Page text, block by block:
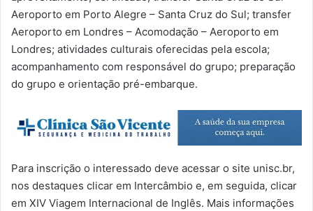
Aeroporto em Porto Alegre – Santa Cruz do Sul; transfer
Aeroporto em Londres – Acomodação – Aeroporto em
Londres; atividades culturais oferecidas pela escola;
acompanhamento com responsável do grupo; preparação
do grupo e orientação pré-embarque.
Para inscrição o interessado deve acessar o site unisc.br,
nos destaques clicar em Intercâmbio e, em seguida, clicar
em XIV Viagem Internacional de Inglês. Mais informações